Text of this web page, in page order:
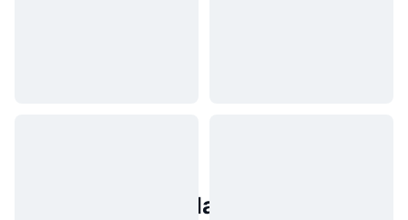
Asset reali popolari